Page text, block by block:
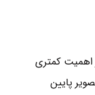
اهمیت کمتری
پایین